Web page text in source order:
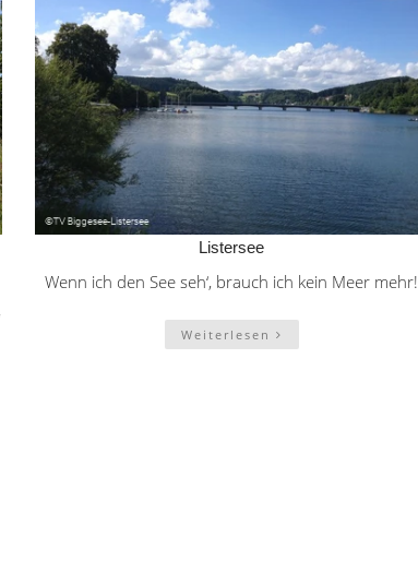
Listersee
Wenn ich den See seh‘, brauch ich kein Meer mehr!
Weiterlesen